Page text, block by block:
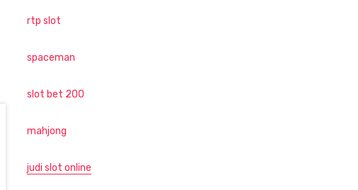
rtp slot
spaceman
slot bet 200
mahjong
judi slot online